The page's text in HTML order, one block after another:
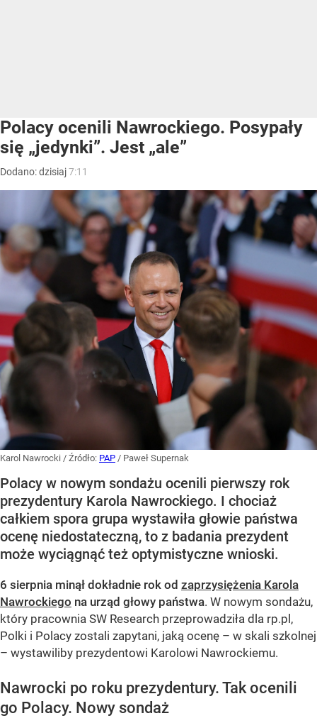
Polacy ocenili Nawrockiego. Posypały
się „jedynki”. Jest „ale”
Dodano:dzisiaj7:11
Karol Nawrocki / Źródło: PAP / Paweł Supernak
Polacy w nowym sondażu ocenili pierwszy rok
prezydentury Karola Nawrockiego. I chociaż
całkiem spora grupa wystawiła głowie państwa
ocenę niedostateczną, to z badania prezydent
może wyciągnąć też optymistyczne wnioski.
6 sierpnia minął dokładnie rok od zaprzysiężenia Karola
Nawrockiego na urząd głowy państwa. W nowym sondażu,
który pracownia SW Research przeprowadziła dla rp.pl,
Polki i Polacy zostali zapytani, jaką ocenę – w skali szkolnej
– wystawiliby prezydentowi Karolowi Nawrockiemu.
Nawrocki po roku prezydentury. Tak ocenili
go Polacy. Nowy sondaż